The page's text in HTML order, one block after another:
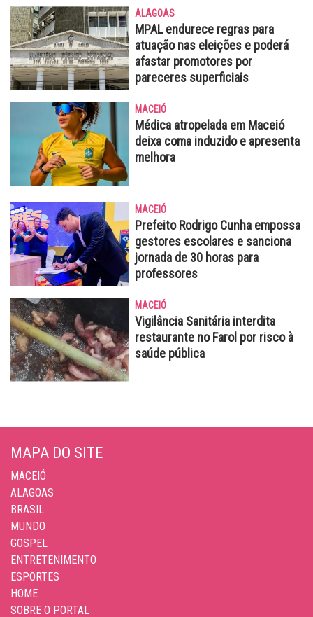
ALAGOAS
MPAL endurece regras para
atuação nas eleições e poderá
afastar promotores por
pareceres superficiais
MACEIÓ
Médica atropelada em Maceió
deixa coma induzido e apresenta
melhora
MACEIÓ
Prefeito Rodrigo Cunha empossa
gestores escolares e sanciona
jornada de 30 horas para
professores
MACEIÓ
Vigilância Sanitária interdita
restaurante no Farol por risco à
saúde pública
MAPA DO SITE
MACEIÓ
ALAGOAS
BRASIL
MUNDO
GOSPEL
ENTRETENIMENTO
ESPORTES
HOME
SOBRE O PORTAL